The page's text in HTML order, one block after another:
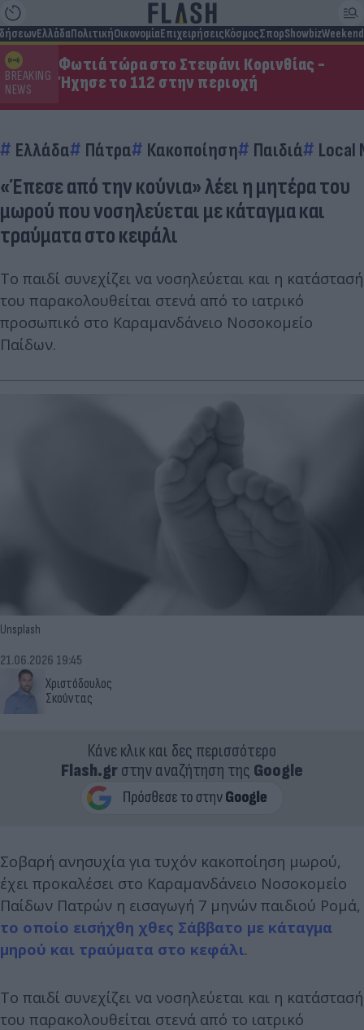
ΕλλάδαΠολιτικήΟικονομίαΕπιχειρήσειςΚόσμοςΣπορShowbizWeekend
BREAKING
NEWS
Φωτιά τώρα στο Στεφάνι Κορινθίας -
Ήχησε το 112 στην περιοχή
Ελλάδα Πάτρα Κακοποίηση Παιδιά Local
«Έπεσε από την κούνια» λέει η μητέρα του
μωρού που νοσηλεύεται με κάταγμα και
τραύματα στο κεφάλι
Το παιδί συνεχίζει να νοσηλεύεται και η κατάστασή
του παρακολουθείται στενά από το ιατρικό
προσωπικό στο Καραμανδάνειο Νοσοκομείο
Παίδων.
Unsplash
Χριστόδουλος
Σκούντας
21.06.2026 19:45
Κάνε κλικ και δες περισσότερο
Flash.grστην αναζήτηση της Google
Σοβαρή ανησυχία για τυχόν κακοποίηση μωρού,
έχει προκαλέσει στο Καραμανδάνειο Νοσοκομείο
Παίδων Πατρών η εισαγωγή 7 μηνών παιδιού Ρομά,
το οποίο εισήχθη χθες Σάββατο με κάταγμα
μηρού και τραύματα στο κεφάλι.
Το παιδί συνεχίζει να νοσηλεύεται και η κατάστασή
του παρακολουθείται στενά από το ιατρικό